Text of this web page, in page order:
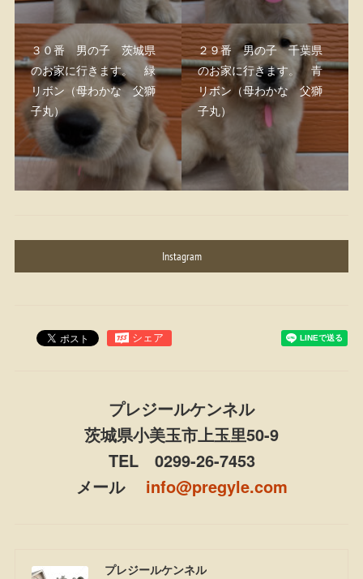
３０番 男の子 茨城県
のお家に行きます。 緑
リボン（母わかな 父獅
子丸）
２９番 男の子 千葉県
のお家に行きます。 青
リボン（母わかな 父獅
子丸）
Instagram
プレジールケンネル
茨城県小美玉市上玉里50-9
TEL 0299-26-7453
メール info@pregyle.com
プレジールケンネル